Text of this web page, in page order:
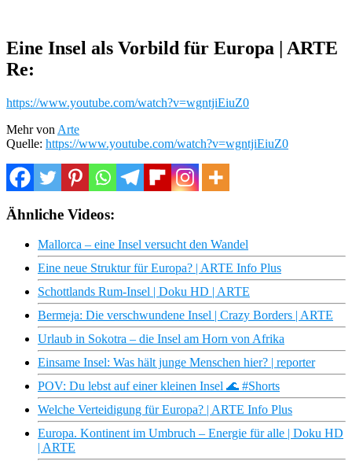
Eine Insel als Vorbild für Europa | ARTE
Re:
https://www.youtube.com/watch?v=wgntjiEiuZ0
Mehr von Arte
Quelle: https://www.youtube.com/watch?v=wgntjiEiuZ0
Ähnliche Videos:
Mallorca – eine Insel versucht den Wandel
Eine neue Struktur für Europa? | ARTE Info Plus
Schottlands Rum-Insel | Doku HD | ARTE
Bermeja: Die verschwundene Insel | Crazy Borders | ARTE
Urlaub in Sokotra – die Insel am Horn von Afrika
Einsame Insel: Was hält junge Menschen hier? | reporter
POV: Du lebst auf einer kleinen Insel 🌊 #Shorts
Welche Verteidigung für Europa? | ARTE Info Plus
Europa. Kontinent im Umbruch – Energie für alle | Doku HD
| ARTE